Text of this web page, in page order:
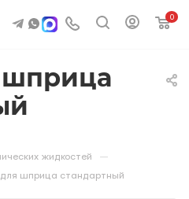
0
жидкостей —
шприца стандартный